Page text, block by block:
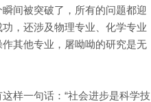
间被突破了，所有的问题都迎
，还涉及物理专业、化学专业
其他专业，屠呦呦的研究是无
样一句话：“社会进步是科学技